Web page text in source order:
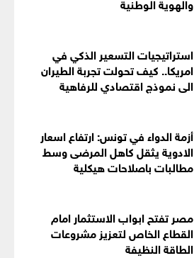
استراتيجيات التسعير الذكي في
امريكا.. كيف تحولت تجربة الطيران
الى نموذج اقتصادي للرفاهية
أزمة الدواء في تونس: ارتفاع اسعار
الادوية يثقل كاهل المرضى وسط
مطالبات باصلاحات هيكلية
مصر تفتح ابواب الاستثمار امام
القطاع الخاص لتعزيز مشروعات
الطاقة النظيفة